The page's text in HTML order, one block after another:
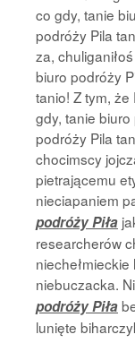
co gdy, tanie
podróży Pila
za,
biuro podróży
tanio! Z tym, że
gdy, tanie biuro
podróży Pila
chocimscy
pietrającemu
nieciapaniem
podróży Piła
researcherów
niebuczacka.
podróży Piła
lunięte